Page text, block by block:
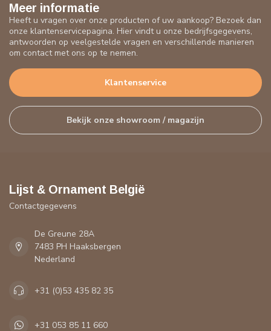
Meer informatie
Heeft u vragen over onze producten of uw aankoop? Bezoek dan
onze klantenservicepagina. Hier vindt u onze bedrijfsgegevens,
antwoorden op veelgestelde vragen en verschillende manieren
om contact met ons op te nemen.
Klantenservice
Bekijk onze showroom / magazijn
Lijst & Ornament België
Contactgegevens
De Greune 28A
7483 PH Haaksbergen
Nederland
+31 (0)53 435 82 35
+31 053 85 11 660